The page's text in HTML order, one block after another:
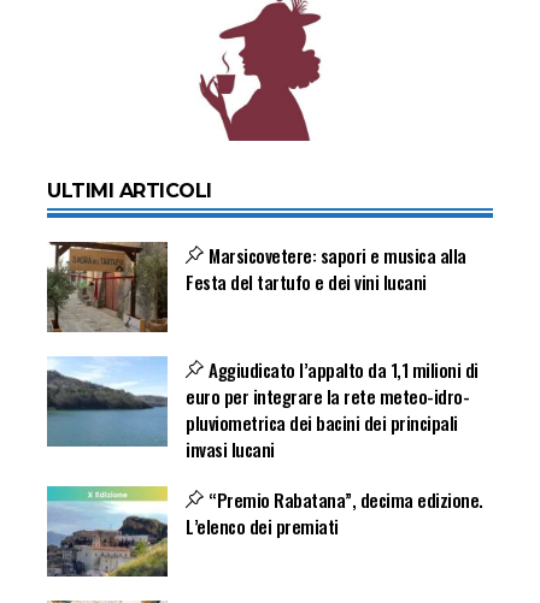
ULTIMI ARTICOLI
Marsicovetere: sapori e musica alla
Festa del tartufo e dei vini lucani
Aggiudicato l’appalto da 1,1 milioni di
euro per integrare la rete meteo-idro-
pluviometrica dei bacini dei principali
invasi lucani
“Premio Rabatana”, decima edizione.
L’elenco dei premiati